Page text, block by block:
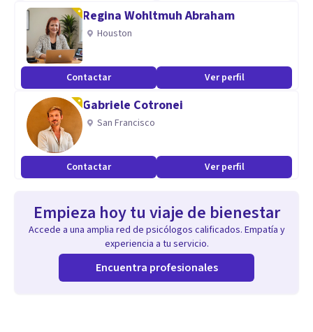
Regina Wohltmuh Abraham
Houston
Contactar Ver perfil
Gabriele Cotronei
San Francisco
Contactar Ver perfil
Empieza hoy tu viaje de bienestar
Accede a una amplia red de psicólogos calificados. Empatía y
experiencia a tu servicio.
Encuentra profesionales